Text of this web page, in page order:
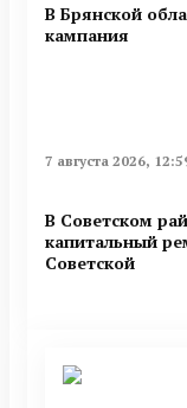
В Брянской
кампания
7 августа 2026,
В Советском
капитальный
Советской